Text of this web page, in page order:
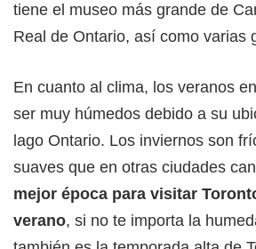
tiene el museo más grande de
Real de Ontario, así como varias
En cuanto al clima, los veranos
ser muy húmedos debido a su
lago Ontario. Los inviernos son
suaves que en otras ciudades
mejor época para visitar
verano, si no te importa la